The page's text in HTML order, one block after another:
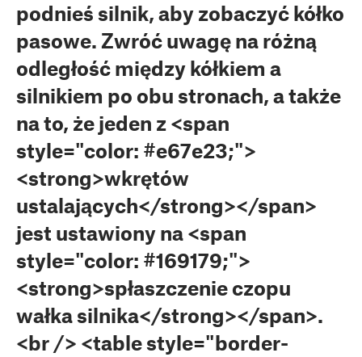
podnieś silnik, aby zobaczyć kółko
pasowe. Zwróć uwagę na różną
odległość między kółkiem a
silnikiem po obu stronach, a także
na to, że jeden z <span
style="color: #e67e23;">
<strong>wkrętów
ustalających</strong></span>
jest ustawiony na <span
style="color: #169179;">
<strong>spłaszczenie czopu
wałka silnika</strong></span>.
<br /> <table style="border-